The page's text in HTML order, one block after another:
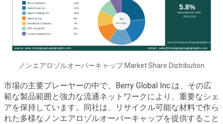
ノンエアロゾルオーバーキャップ Market Share Distribution
市場の主要プレーヤーの中で、Berry Global Inc.は、その広
範な製品範囲と強力な流通ネットワークにより、重要なシェ
アを保持しています。同社は、リサイクル可能な材料で作ら
れた多様なノンエアロゾルオーバーキャップを提供すること